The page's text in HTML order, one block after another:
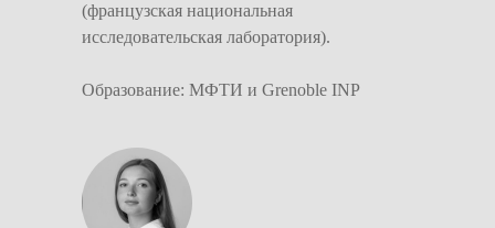
(французская национальная
исследовательская лаборатория).
Образование: МФТИ и Grenoble INP